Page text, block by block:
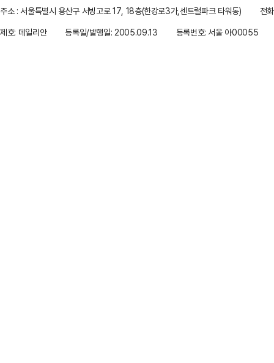
주소 : 서울특별시 용산구 서빙고로 17, 18층(한강로3가,센트럴파크 타워동)
전
제호: 데일리안
등록일/발행일: 2005.09.13 등록번호: 서울 아00055